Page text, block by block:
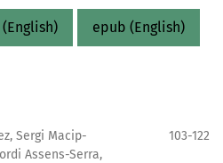
epub (English)
Sergi Macip-
Assens-Serra,
103-122